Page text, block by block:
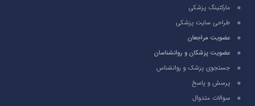
مارکتینگ پزشکی
طراحی سایت پزشکی
عضویت مراجعان
عضویت پزشکان و روانشناسان
جستجوی پزشک و روانشناس
پرسش و پاسخ
سوالات متدوال